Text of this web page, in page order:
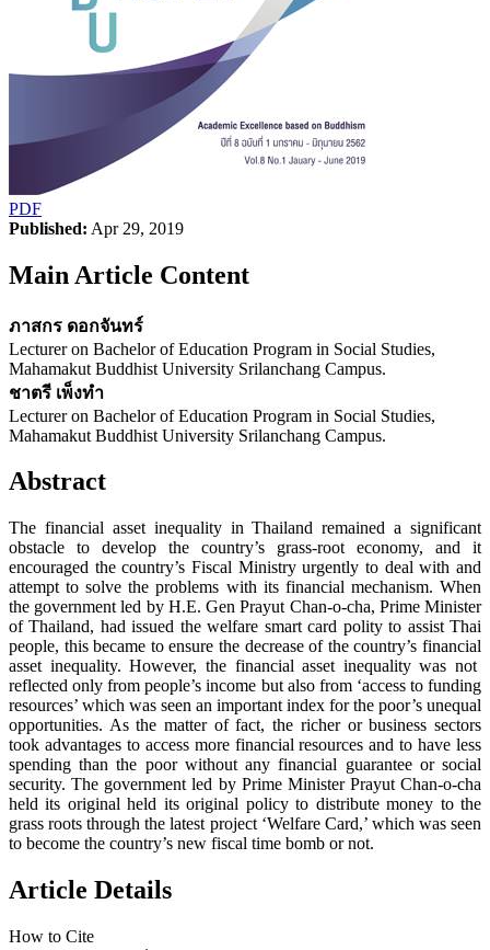
PDF
Published: Apr 29, 2019
Main Article Content
ภาสกร ดอกจันทร์
Lecturer on Bachelor of Education Program in Social Studies,
Mahamakut Buddhist University Srilanchang Campus.
ชาตรี เพ็งทำ
Lecturer on Bachelor of Education Program in Social Studies,
Mahamakut Buddhist University Srilanchang Campus.
Abstract
The financial asset inequality in Thailand remained a significant
obstacle to develop the country’s grass-root economy, and it
encouraged the country’s Fiscal Ministry urgently to deal with and
attempt to solve the problems with its financial mechanism. When
the government led by H.E. Gen Prayut Chan-o-cha, Prime Minister
of Thailand, had issued the welfare smart card polity to assist Thai
people, this became to ensure the decrease of the country’s financial
asset inequality. However, the financial asset inequality was not
reflected only from people’s income but also from ‘access to funding
resources’ which was seen an important index for the poor’s unequal
opportunities. As the matter of fact, the richer or business sectors
took advantages to access more financial resources and to have less
spending than the poor without any financial guarantee or social
security. The government led by Prime Minister Prayut Chan-o-cha
held its original held its original policy to distribute money to the
grass roots through the latest project ‘Welfare Card,’ which was seen
to become the country’s new fiscal time bomb or not.
Article Details
How to Cite